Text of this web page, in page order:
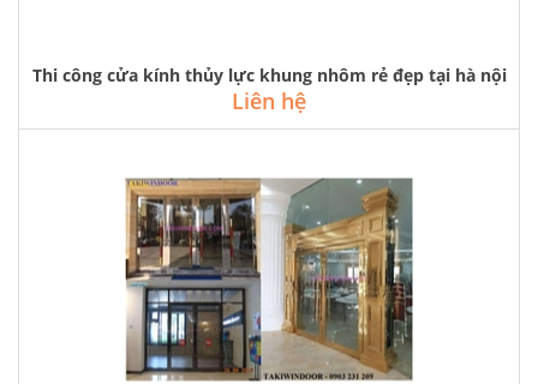
Thi công cửa kính thủy lực khung nhôm rẻ đẹp tại hà nội
Liên hệ